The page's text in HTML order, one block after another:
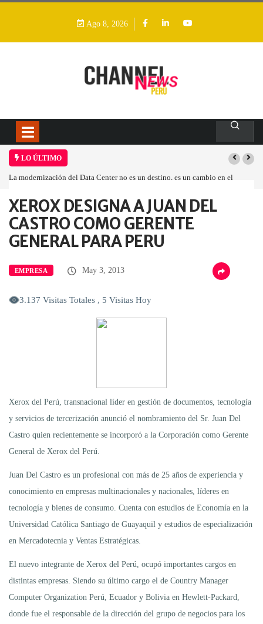
Ago 8, 2026
LO ÚLTIMO
La modernización del Data Center no es un destino, es un cambio en el
Home
Empresa XEROX DESIGNA A…
XEROX DESIGNA A JUAN DEL
CASTRO COMO GERENTE
GENERAL PARA PERU
EMPRESA May 3, 2013
3.137 Visitas Totales , 5 Visitas Hoy
Xerox del Perú, transnacional líder en gestión de documentos, tecnología
y servicios de tercerización anunció el nombramiento del Sr. Juan Del
Castro quien recientemente se incorporó a la Corporación como Gerente
General de Xerox del Perú.
Juan Del Castro es un profesional con más de 25 años de experiencia y
conocimiento en empresas multinacionales y nacionales, líderes en
tecnología y bienes de consumo. Cuenta con estudios de Economía en la
Universidad Católica Santiago de Guayaquil y estudios de especialización
en Mercadotecnia y Ventas Estratégicas.
El nuevo integrante de Xerox del Perú, ocupó importantes cargos en
distintas empresas. Siendo su último cargo el de Country Manager
Computer Organization Perú, Ecuador y Bolivia en Hewlett-Packard,
donde fue el responsable de la dirección del grupo de negocios para los